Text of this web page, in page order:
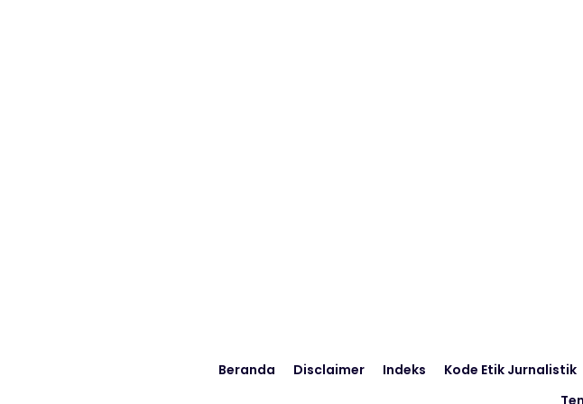
Beranda Disclaimer Indeks Kode Etik Jurnalistik